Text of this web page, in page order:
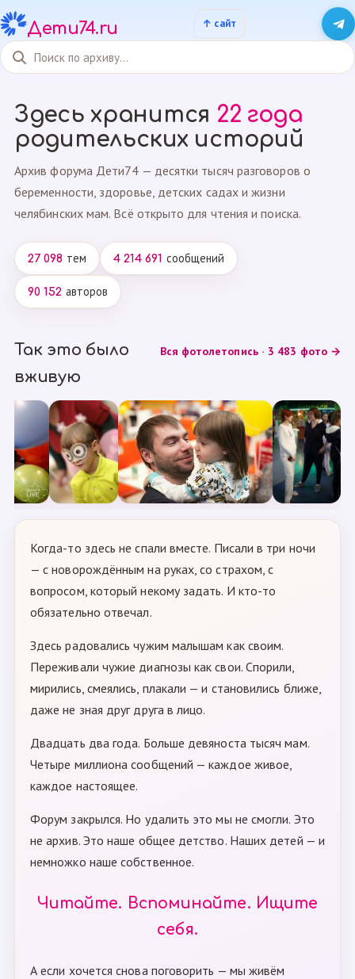
Дети74.ru
Здесь хранится 22 года
родительских историй
Архив форума Дети74 — десятки тысяч разговоров о
беременности, здоровье, детских садах и жизни
челябинских мам. Всё открыто для чтения и поиска.
27 098 тем 4 214 691 сообщений
90 152 авторов
Так это было
вживую
Вся фотолетопись · 3 483 фото →
Когда-то здесь не спали вместе. Писали в три ночи
— с новорождённым на руках, со страхом, с
вопросом, который некому задать. И кто-то
обязательно отвечал.
Здесь радовались чужим малышам как своим.
Переживали чужие диагнозы как свои. Спорили,
мирились, смеялись, плакали — и становились ближе,
даже не зная друг друга в лицо.
Двадцать два года. Больше девяноста тысяч мам.
Четыре миллиона сообщений — каждое живое,
каждое настоящее.
Форум закрылся. Но удалить это мы не смогли. Это
не архив. Это наше общее детство. Наших детей — и
немножко наше собственное.
Читайте. Вспоминайте. Ищите
себя.
А если хочется снова поговорить — мы живём